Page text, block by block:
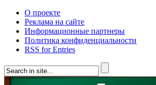
О проекте
Реклама на сайте
Информационные партнеры
Политика конфиденциальности
RSS for Entries